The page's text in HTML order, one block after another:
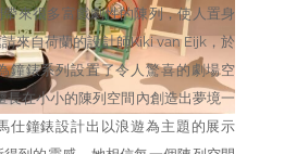
來很多富戲劇性的陳列，使人置身
來自荷蘭的設計師Kiki van Eijk，於
鐘錶系列設置了令人驚喜的劇場空
長在小小的陳列空間內創造出夢境一
仕鐘錶設計出以浪遊為主題的展示